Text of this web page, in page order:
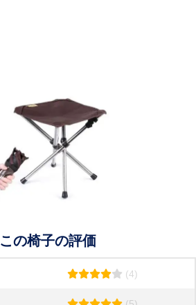
この椅子の評価
(4)